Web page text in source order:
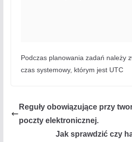
Podczas planowania zadań należy
czas systemowy, którym jest UTC
Reguły obowiązujące przy
poczty elektronicznej.
Jak sprawdzić czy